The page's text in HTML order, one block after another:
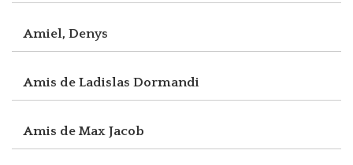
Amiel, Denys
Amis de Ladislas Dormandi
Amis de Max Jacob